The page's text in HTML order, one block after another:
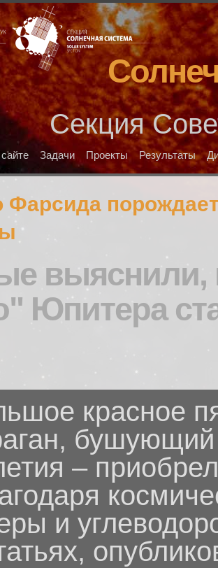
Секция
Задачи Проекты Результаты
Фарсида
выяснили,
Юпитера
красное
–
и